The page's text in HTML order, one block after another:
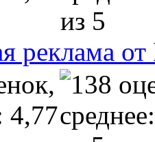
реклама